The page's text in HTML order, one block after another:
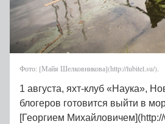
Фото: [Майя Шелковникова](http://lubitel.su/).
1 августа, яхт-клуб «Наука»,
блогеров готовится выйти в
[Георгием